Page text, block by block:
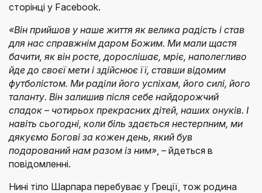
сторінці у Facebook.
«Він прийшов у наше життя як велика радість і став
для нас справжнім даром Божим. Ми мали щастя
бачити, як він росте, дорослішає, мріє, наполегливо
йде до своєї мети і здійснює її, ставши відомим
футболістом. Ми раділи його успіхам, його силі, його
таланту. Він залишив після себе найдорожчий
спадок – чотирьох прекрасних дітей, наших онуків. І
навіть сьогодні, коли біль здається нестерпним, ми
дякуємо Богові за кожен день, який був
подарований нам разом із ним» , – йдеться в
повідомленні.
Нині тіло Шарпара перебуває у Греції, тож родина